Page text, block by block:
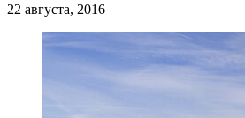
22 августа, 2016